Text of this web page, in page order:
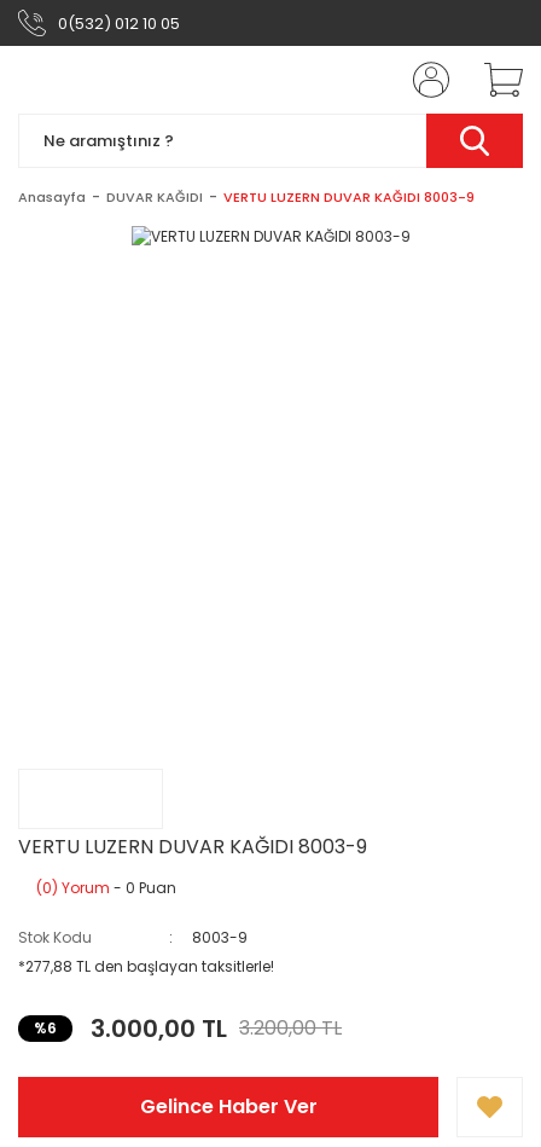
0(532) 012 10 05
Anasayfa DUVAR KAĞIDI VERTU LUZERN DUVAR KAĞIDI 8003-9
VERTU LUZERN DUVAR KAĞIDI 8003-9
(0) Yorum - 0 Puan
Stok Kodu
8003-9
*277,88 TL den başlayan taksitlerle!
%6 3.000,00 TL 3.200,00 TL
Gelince Haber Ver